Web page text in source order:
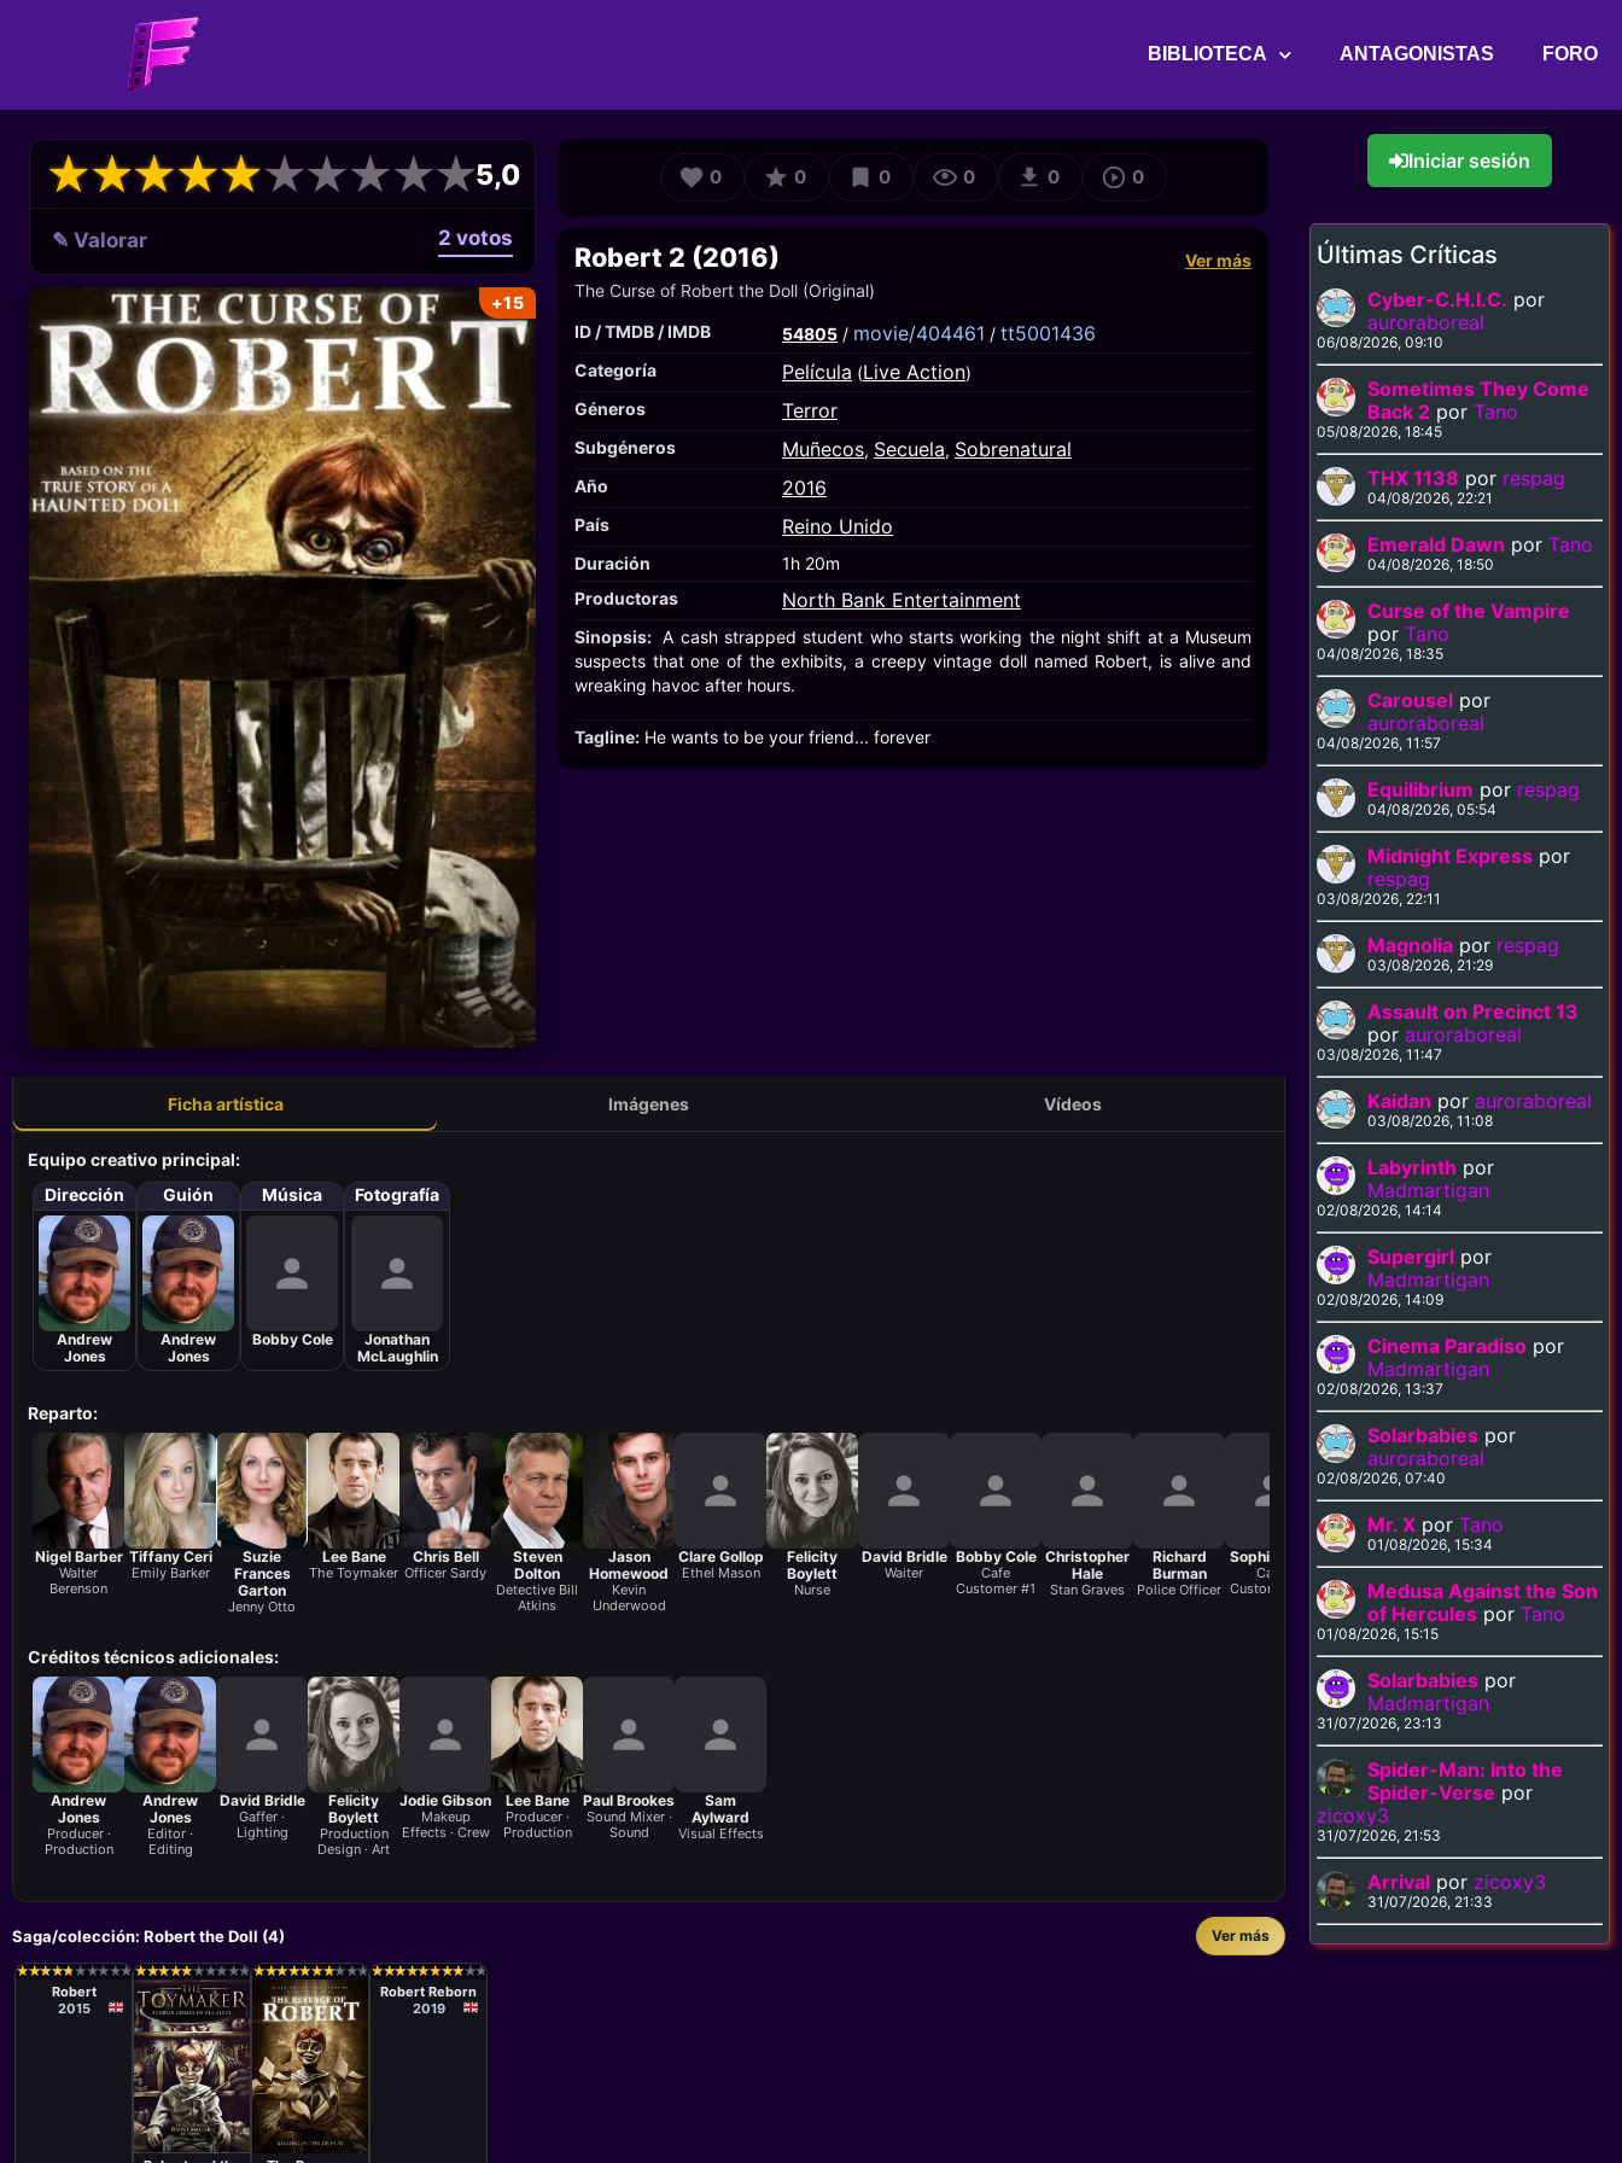
BIBLIOTECA ANTAGONISTAS FORO
★
★★
★★
★★
★★
★★
★★
★★
★★
★★
★5,0
✎ Valorar 2 votos
+15
0 0 0 0 0 0
Robert 2 (2016)
Ver más
The Curse of Robert the Doll (Original)
ID / TMDB / IMDB
54805 / movie/404461 / tt5001436
Categoría Película (Live Action)
Géneros
Terror
Subgéneros Muñecos, Secuela, Sobrenatural
Año 2016
País Reino Unido
Duración
1h 20m
Productoras
North Bank Entertainment
Sinopsis: A cash strapped student who starts working the night shift at a Museum
suspects that one of the exhibits, a creepy vintage doll named Robert, is alive and
wreaking havoc after hours.
Tagline: He wants to be your friend... forever
Ficha artística Imágenes Vídeos
Equipo creativo principal:
Dirección
Andrew
Jones
Guión
Andrew
Jones
Música
Bobby Cole
Fotografía
Jonathan
McLaughlin
Reparto:
Nigel Barber
Walter
Berenson
Tiffany Ceri
Emily Barker
Suzie
Frances
Garton
Jenny Otto
Lee Bane
The Toymaker
Chris Bell
Officer Sardy
Steven
Dolton
Detective Bill
Atkins
Jason
Homewood
Kevin
Underwood
Clare Gollop
Ethel Mason
Felicity
Boylett
Nurse
David Bridle
Waiter
Bobby Cole
Cafe
Customer #1
Christopher
Hale
Stan Graves
Richard
Burman
Police Officer
Sophie Cole
Cafe
Customer #2
Kate Piper
Cafe
Customer #5
Kira Brown
Cafe
Customer #3
Henderson
Cafe
Customer #6
Créditos técnicos adicionales:
Andrew
Jones
Producer ·
Production
Andrew
Jones
Editor ·
Editing
David Bridle
Gaffer ·
Lighting
Felicity
Boylett
Production
Design · Art
Jodie Gibson
Makeup
Effects · Crew
Lee Bane
Producer ·
Production
Paul Brookes
Sound Mixer ·
Sound
Sam
Aylward
Visual Effects
Saga/colección: Robert the Doll (4) Ver más
★
★★
★★
★★
★★
★★
★★
★★
★★
★★
★
Andrew Jones
Robert
2015
★
★★
★★
★★
★★
★★
★★
★★
★★
★★
★
Película
Andrew Jones
★
★★
★★
★★
★★
★★
★★
★★
★★
★★
★
Película
Andrew Jones
★
★★
★★
★★
★★
★★
★★
★★
★★
★★
★
Andrew Jones
Robert Reborn
2019
Iniciar sesión
Últimas Críticas
Cyber-C.H.I.C. por
auroraboreal
06/08/2026, 09:10
Sometimes They Come
Back 2 porTano
05/08/2026, 18:45
THX 1138 por respag
04/08/2026, 22:21
Emerald Dawn porTano
04/08/2026, 18:50
Curse of the Vampire
porTano
04/08/2026, 18:35
Carousel por
auroraboreal
04/08/2026, 11:57
Equilibrium por respag
04/08/2026, 05:54
Midnight Express por
respag
03/08/2026, 22:11
Magnolia por respag
03/08/2026, 21:29
Assault on Precinct 13
porauroraboreal
03/08/2026, 11:47
Kaidan porauroraboreal
03/08/2026, 11:08
Labyrinth por
Madmartigan
02/08/2026, 14:14
Supergirl por
Madmartigan
02/08/2026, 14:09
Cinema Paradiso por
Madmartigan
02/08/2026, 13:37
Solarbabies por
auroraboreal
02/08/2026, 07:40
Mr. X porTano
01/08/2026, 15:34
Medusa Against the Son
of Hercules porTano
01/08/2026, 15:15
Solarbabies por
Madmartigan
31/07/2026, 23:13
Spider-Man: Into the
Spider-Verse por
zicoxy3
31/07/2026, 21:53
Arrival por zicoxy3
31/07/2026, 21:33